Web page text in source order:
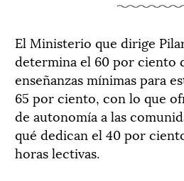
El Ministerio que dirige
determina el 60 por ciento
enseñanzas mínimas para
65 por ciento, con lo que
de autonomía a las
qué dedican el 40 por
horas lectivas.